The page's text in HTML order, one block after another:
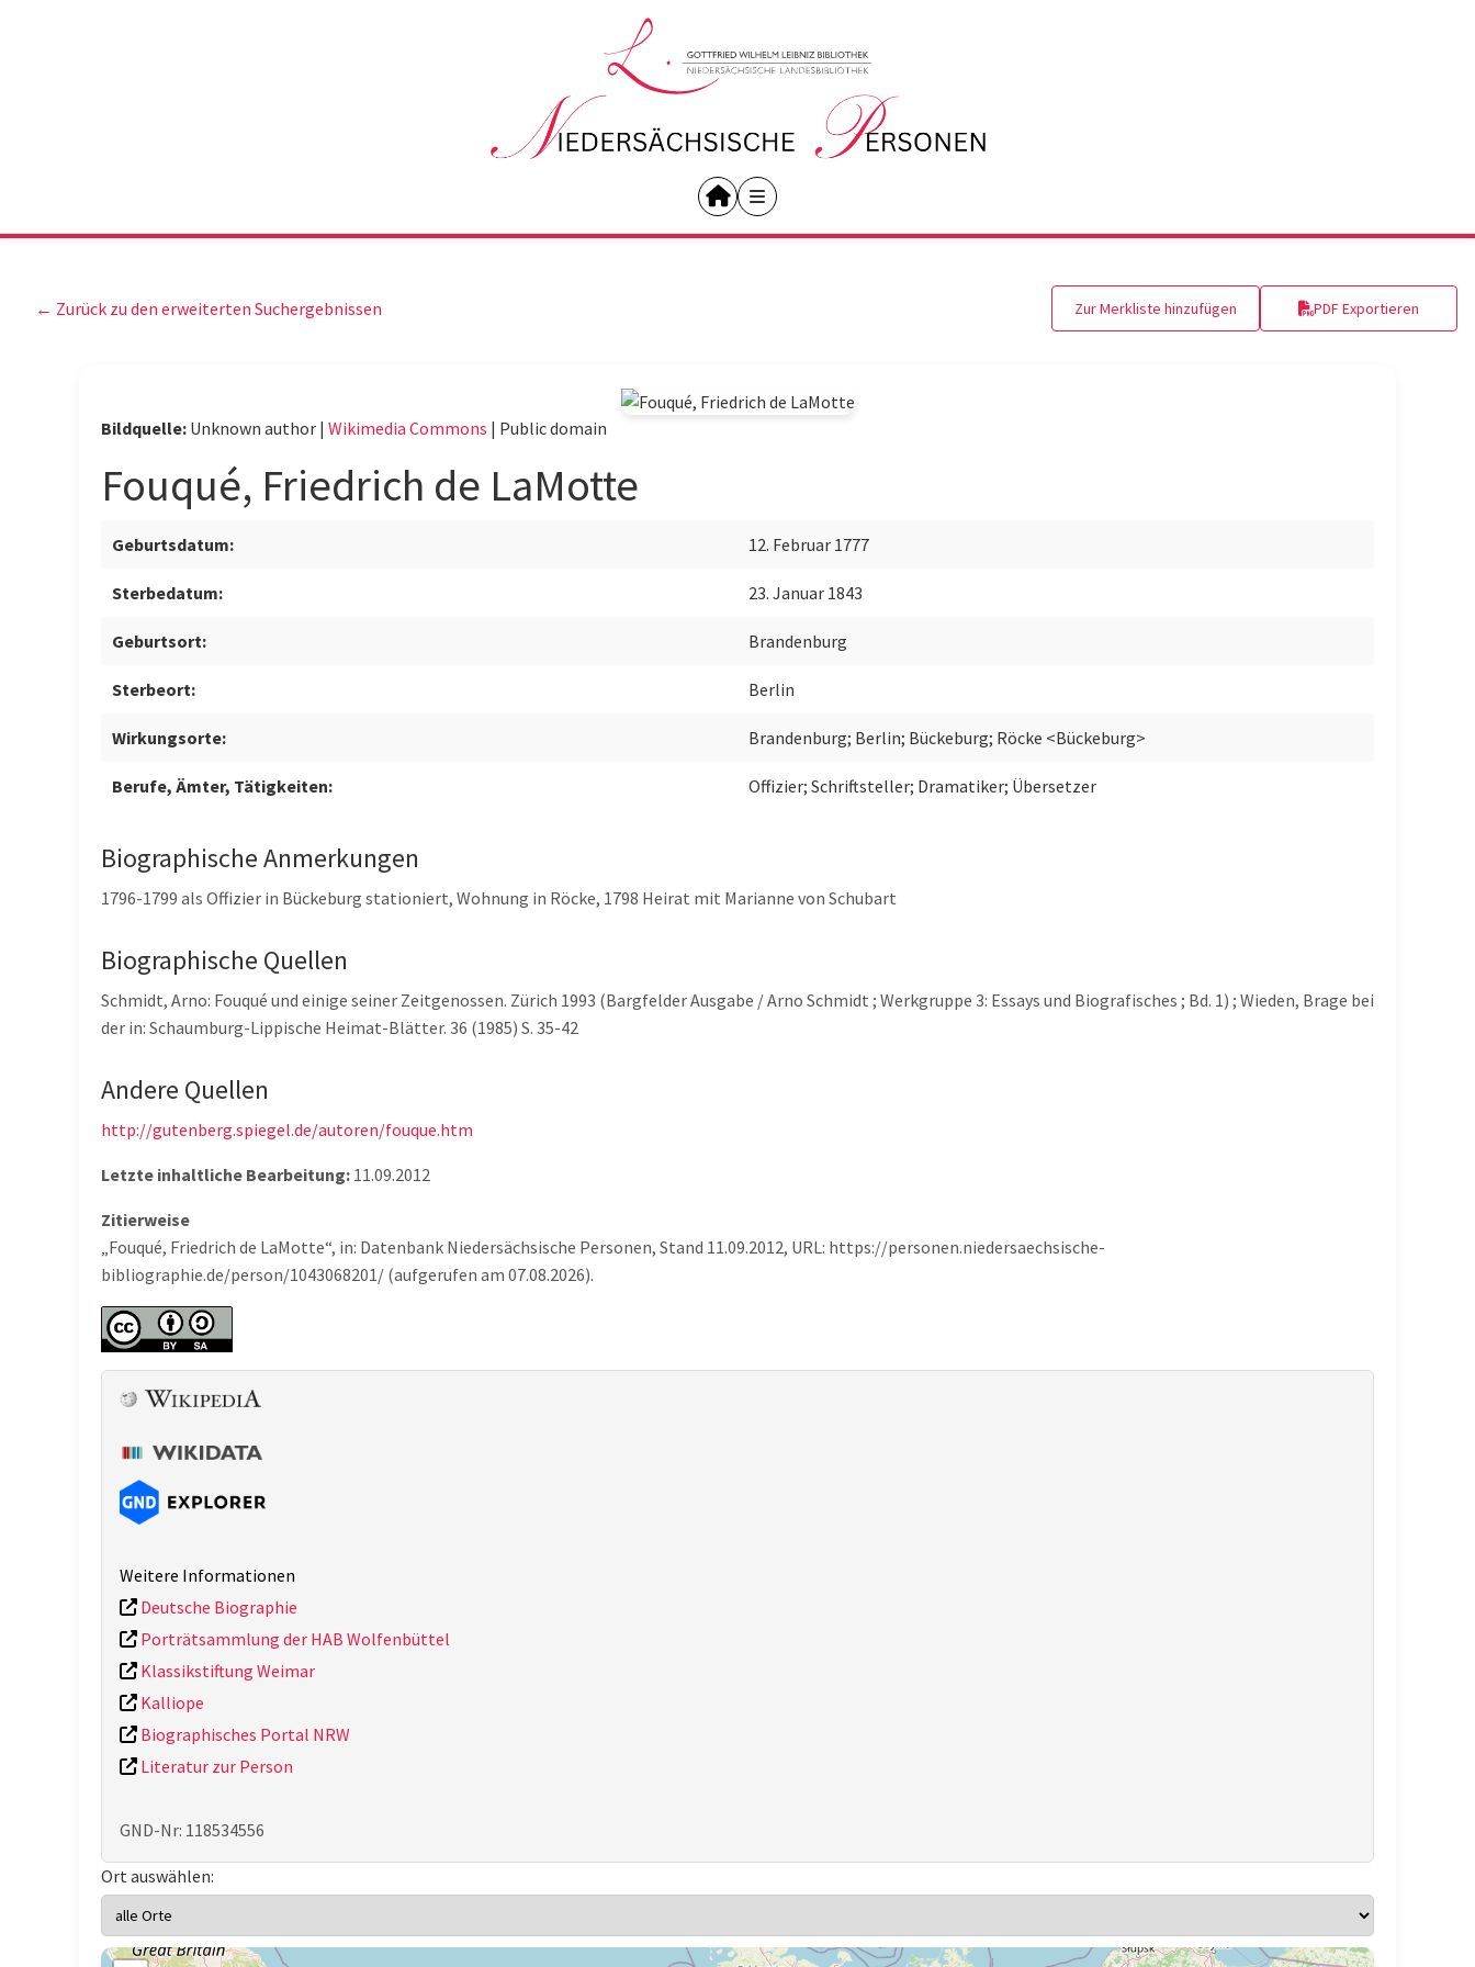
← Zurück zu den erweiterten Suchergebnissen Zur Merkliste hinzufügen PDF Exportieren
Fouqué, Friedrich de LaMotte
Geburtsdatum: 12. Februar 1777
Sterbedatum: 23. Januar 1843
Geburtsort: Brandenburg
Sterbeort: Berlin
Wirkungsorte: Brandenburg; Berlin; Bückeburg; Röcke <Bückeburg>
Berufe, Ämter, Tätigkeiten: Offizier; Schriftsteller; Dramatiker; Übersetzer
Biographische Anmerkungen
1796-1799 als Offizier in Bückeburg stationiert, Wohnung in Röcke, 1798 Heirat mit Marianne von Schubart
Biographische Quellen
Schmidt, Arno: Fouqué und einige seiner Zeitgenossen. Zürich 1993 (Bargfelder Ausgabe / Arno Schmidt ; Werkgruppe 3: Essays und Biografisches ; Bd. 1) ; Wieden, Brage bei
der in: Schaumburg-Lippische Heimat-Blätter. 36 (1985) S. 35-42
Andere Quellen
http://gutenberg.spiegel.de/autoren/fouque.htm
Letzte inhaltliche Bearbeitung: 11.09.2012
Zitierweise
„Fouqué, Friedrich de LaMotte“, in: Datenbank Niedersächsische Personen, Stand 11.09.2012, URL: https://personen.niedersaechsische-
bibliographie.de/person/1043068201/ (aufgerufen am 07.08.2026).
Bildquelle: Unknown author | Wikimedia Commons | Public domain
Weitere Informationen
Deutsche Biographie
Porträtsammlung der HAB Wolfenbüttel
Klassikstiftung Weimar
Kalliope
Biographisches Portal NRW
Literatur zur Person
GND-Nr: 118534556
Ort auswählen: